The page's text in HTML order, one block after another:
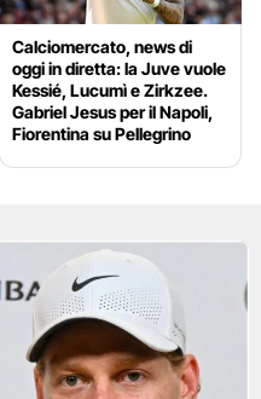
Calciomercato, news di
oggi in diretta: la Juve vuole
Kessié, Lucumì e Zirkzee.
Gabriel Jesus per il Napoli,
Fiorentina su Pellegrino